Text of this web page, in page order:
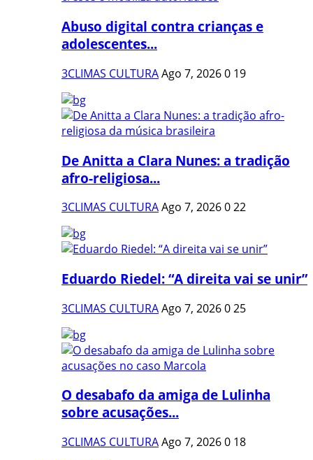
Abuso digital contra crianças e
adolescentes...
3CLIMAS CULTURAAgo 7, 20260 19
De Anitta a Clara Nunes: a tradição
afro-religiosa...
3CLIMAS CULTURAAgo 7, 2026022
Eduardo Riedel: “A direita vai se unir”
3CLIMAS CULTURAAgo 7, 2026025
O desabafo da amiga de Lulinha
sobre acusações...
3CLIMAS CULTURAAgo 7, 20260 18